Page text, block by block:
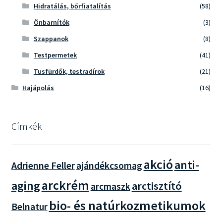
Hidratálás, bőrfiatalítás
(58)
Önbarnítók
(3)
Szappanok
(8)
Testpermetek
(41)
Tusfürdők, testradírok
(21)
Hajápolás
(16)
Címkék
Adrienne Fellerajándékcsomag akcióanti-
agingarckrém arcmaszkarctisztító
Belnatur bio- és natúrkozmetikumok